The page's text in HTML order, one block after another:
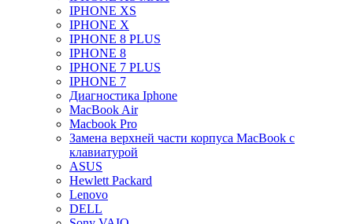
IPHONE XS
IPHONE X
IPHONE 8 PLUS
IPHONE 8
IPHONE 7 PLUS
IPHONE 7
Диагностика Iphone
MacBook Air
Macbook Pro
Замена верхней части корпуса MacBook с
клавиатурой
ASUS
Hewlett Packard
Lenovo
DELL